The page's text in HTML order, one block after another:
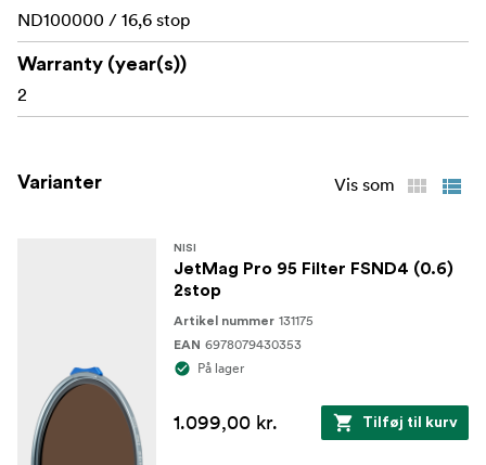
at gribe, fjerne eller udskifte, selv når
sammen med andre JetMag Pro-filtre.
Slidstærkt optisk glas + aluminium - Konstrueret af
NiSi JetMag Pro 95 Filter UV/IR Cut ND 100000
Kræver NiSi JetMag Pro 95 Adapter ring!
ND100000 / 16,6 stop
Warranty (year(s))
2
Varianter Vis som
NISI
JetMag Pro 95 Filter FSND4 (0.6)
2stop
Artikel nummer 131175
EAN 6978079430353
På lager
1.099,00 kr. Tilføj til kurv